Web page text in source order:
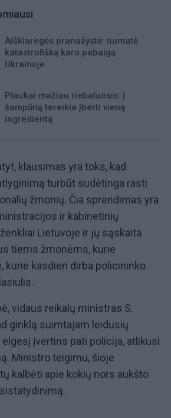
Aiškiaregės pranašystė: numatė
katastrofišką karo pabaigą
Ukrainoje
Plaukai mažiau riebaluosis: į
šampūną tereikia įberti vieną
ingredientą
klausimas yra toks, kad
turbūt sudėtinga rasti
žmonių. Čia sprendimas yra
ir kabinetinių
Lietuvoje ir jų sąskaita
tiems žmonėms, kurie
kurie kasdien dirba policininko
vidaus reikalų ministras S.
ginklą suimtajam leidusių
įvertins pati policija, atlikusi
Ministro teigimu, šioje
kalbėti apie kokių nors aukšto